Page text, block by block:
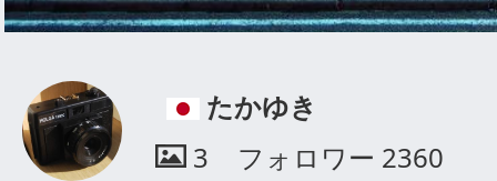
たかゆき
3
フォロワー 2360